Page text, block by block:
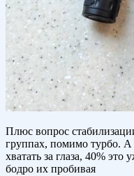
Плюс вопрос
группах, помимо турбо. А
хватать за глаза, 40% это
бодро их пробивая